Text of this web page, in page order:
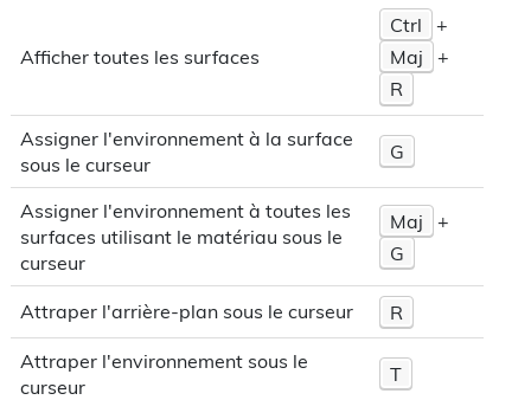
Afficher toutes les surfaces
Ctrl
+
Maj
+
R
Assigner l'environnement à la surface
sous le curseur
G
Assigner l'environnement à toutes les
surfaces utilisant le matériau sous le
curseur
Maj
+
G
Attraper l'arrière-plan sous le curseur R
Attraper l'environnement sous le
curseur
T